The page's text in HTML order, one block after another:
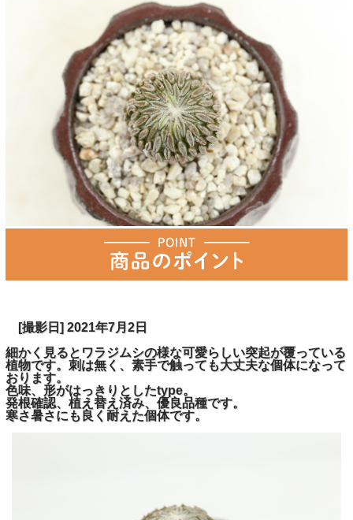
[撮影日] 2021年7月2日
細かく見るとワラジムシの様な可愛らしい突起が覆っている
植物です。刺は無く、素手で触っても大丈夫な個体になって
おります。
色味、形がはっきりとしたtype。
発根確認、植え替え済み、優良品種です。
寒さ暑さにも良く耐えた個体です。